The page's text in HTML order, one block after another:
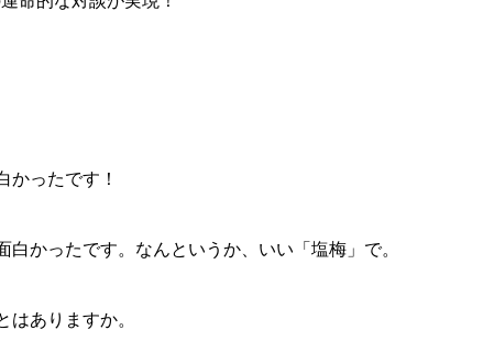
かったです！
白かったです。なんというか、いい「塩梅」で。
はありますか。